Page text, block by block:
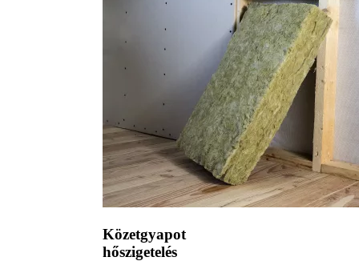
Közetgyapot
hőszigetelés